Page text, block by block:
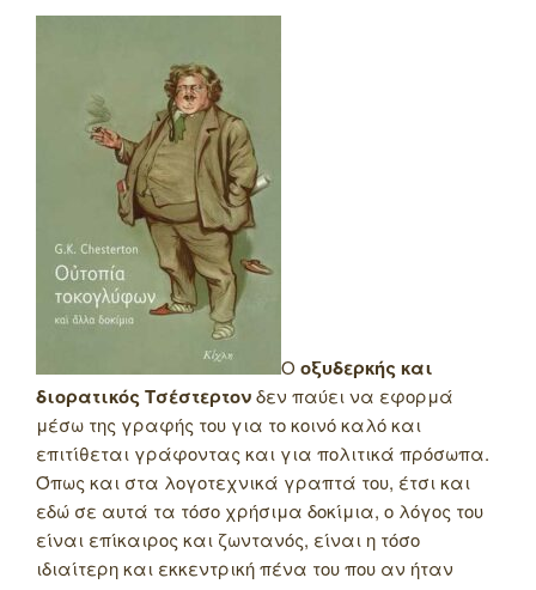
Ο οξυδερκής και
διορατικός Τσέστερτονδεν παύει να εφορμά
μέσω της γραφής του για το κοινό καλό και
επιτίθεται γράφοντας και για πολιτικά πρόσωπα.
Όπως και στα λογοτεχνικά γραπτά του, έτσι και
εδώ σε αυτά τα τόσο χρήσιμα δοκίμια, ο λόγος του
είναι επίκαιρος και ζωντανός, είναι η τόσο
ιδιαίτερη και εκκεντρική πένα του που αν ήταν